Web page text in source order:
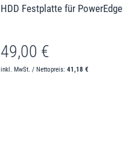
HDD Festplatte für PowerEdge
49,00 €
inkl. MwSt. / Nettopreis:41,18 €